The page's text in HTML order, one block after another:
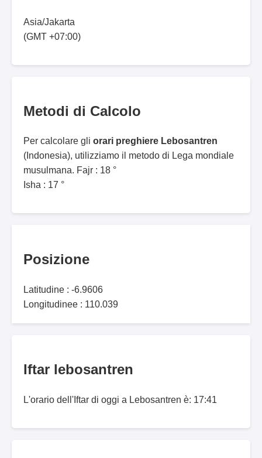
Asia/Jakarta
(GMT +07:00)
Metodi di Calcolo
Per calcolare gli orari preghiere Lebosantren
(Indonesia), utilizziamo il metodo di Lega mondiale
musulmana. Fajr : 18 °
Isha : 17 °
Posizione
Latitudine : -6.9606
Longitudinee : 110.039
Iftar lebosantren
L'orario dell'Iftar di oggi a Lebosantren è: 17:41